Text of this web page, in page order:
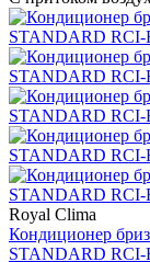
Royal Clima
Кондиционер
STANDARD RCI-